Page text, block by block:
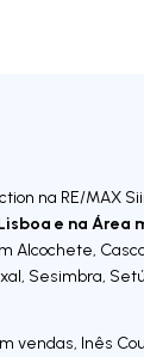
na RE/MAX
e na Área
Alcochete,
Sesimbra,
vendas, Inês